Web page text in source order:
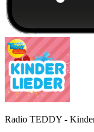
Radio TEDDY -